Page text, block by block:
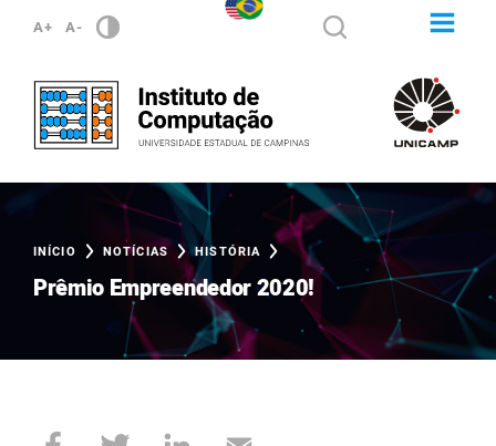
A+ A-
INÍCIO NOTÍCIAS HISTÓRIA
Prêmio Empreendedor 2020!